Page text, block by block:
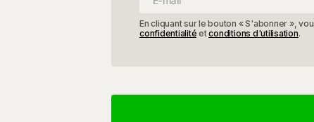
En cliquant sur le bouton « S'abonner »,
confidentialité etconditions d'utilisation.